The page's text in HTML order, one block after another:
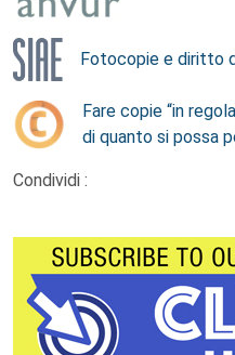
Fotocopie e diritto
Fare copie “in
di quanto si possa
Condividi :